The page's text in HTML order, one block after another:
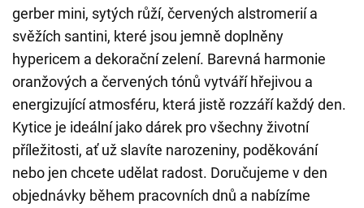
gerber mini, sytých růží, červených alstromerií a
svěžích santini, které jsou jemně doplněny
hypericem a dekorační zelení. Barevná harmonie
oranžových a červených tónů vytváří hřejivou a
energizující atmosféru, která jistě rozzáří každý den.
Kytice je ideální jako dárek pro všechny životní
příležitosti, ať už slavíte narozeniny, poděkování
nebo jen chcete udělat radost. Doručujeme v den
objednávky během pracovních dnů a nabízíme